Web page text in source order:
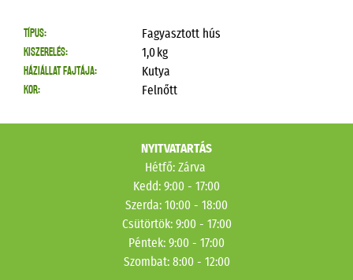
TÍPUS: Fagyasztott hús
KISZERELÉS: 1,0 kg
HÁZIÁLLAT FAJTÁJA: Kutya
KOR: Felnőtt
NYITVATARTÁS
Hétfő: Zárva
Kedd: 9:00 - 17:00
Szerda: 10:00 - 18:00
Csütörtök: 9:00 - 17:00
Péntek: 9:00 - 17:00
Szombat: 8:00 - 12:00